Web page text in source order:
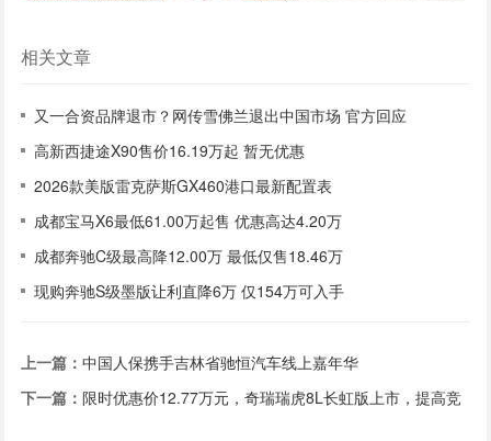
相关文章
又一合资品牌退市？网传雪佛兰退出中国市场 官方回应
高新西捷途X90售价16.19万起 暂无优惠
2026款美版雷克萨斯GX460港口最新配置表
成都宝马X6最低61.00万起售 优惠高达4.20万
成都奔驰C级最高降12.00万 最低仅售18.46万
现购奔驰S级墨版让利直降6万 仅154万可入手
上一篇：中国人保携手吉林省驰恒汽车线上嘉年华
下一篇：限时优惠价12.77万元，奇瑞瑞虎8L长虹版上市，提高竞